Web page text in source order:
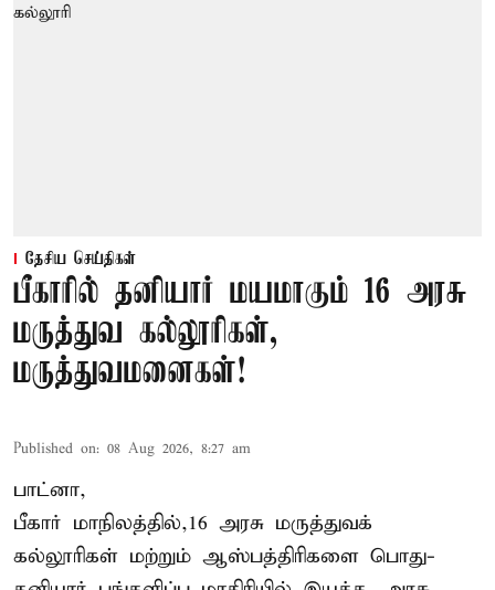
தேசிய செய்திகள்
பீகாரில் தனியார் மயமாகும் 16 அரசு
மருத்துவ கல்லூரிகள்,
மருத்துவமனைகள்!
Published on: 08 Aug 2026, 8:27 am
பாட்னா,
பீகார் மாநிலத்தில்,16 அரசு மருத்துவக்
கல்லூரிகள் மற்றும் ஆஸ்பத்திரிகளை பொது-